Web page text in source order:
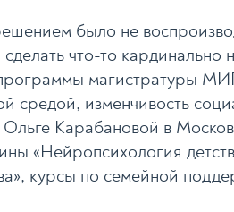
было не
что-то
магистратуры
средой, изменчивость
Карабановой в
«Нейропсихология
курсы по семейной